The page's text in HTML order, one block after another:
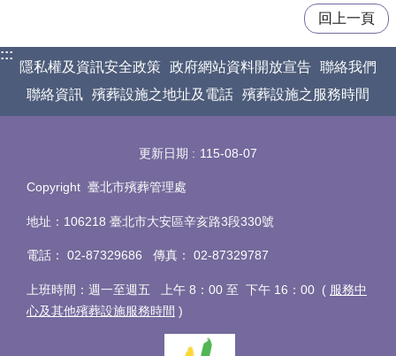
回上一頁
:::
隱私權及資訊安全政策 政府網站資料開放宣告 聯絡我們
聯絡資訊 殯葬設施之地址及電話 殯葬設施之服務時間
更新日期 115-08-07
Copyright 臺北市殯葬管理處
地址：106218 臺北市大安區辛亥路3段330號
電話 ： 02-87329686 傳真 ： 02-87329787
上班時間：週一至週五 上午 8：00 至 下午 16：00 ( 服務中
心及其他殯葬設施服務時間 )